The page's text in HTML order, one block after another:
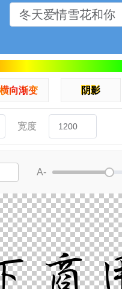
横向渐变 阴影
宽度
A-